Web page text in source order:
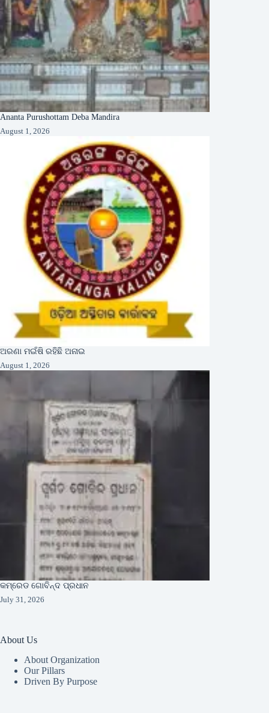
Ananta Purushottam Deba Mandira
August 1, 2026
ଅରଣା ମଇଁଷି ରହିଛି ଅନାଇ
August 1, 2026
କମ୍ରେଡ ଗୋବିନ୍ଦ ପ୍ରଧାନ
July 31, 2026
About Us
About Organization
Our Pillars
Driven By Purpose​